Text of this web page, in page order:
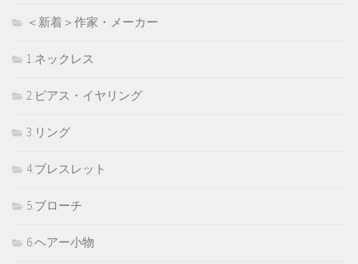
＜新着＞作家・メーカー
1.ネックレス
2.ピアス・イヤリング
3.リング
4.ブレスレット
5.ブローチ
6.ヘアー小物